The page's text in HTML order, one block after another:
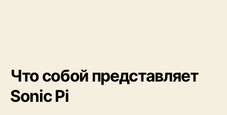
Что собой представляет
Sonic Pi